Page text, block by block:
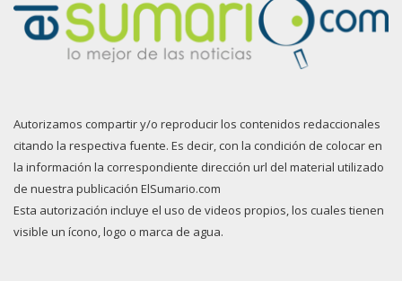
Autorizamos compartir y/o reproducir los contenidos redaccionales
citando la respectiva fuente. Es decir, con la condición de colocar en
la información la correspondiente dirección url del material utilizado
de nuestra publicación ElSumario.com
Esta autorización incluye el uso de videos propios, los cuales tienen
visible un ícono, logo o marca de agua.